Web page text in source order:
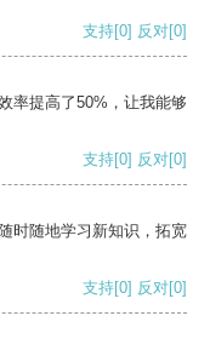
支持[0] 反对[0]
率提高了50%，让我能够
支持[0] 反对[0]
时随地学习新知识，拓宽
支持[0] 反对[0]